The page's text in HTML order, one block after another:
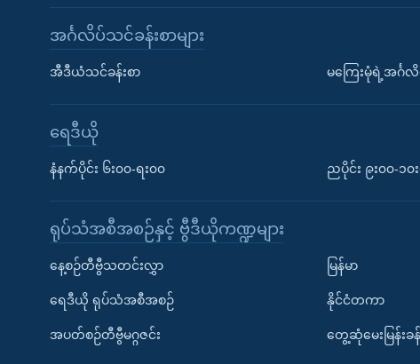
အင်္ဂလိပ်သင်ခန်းစာများ
အီဒီယံသင်ခန်းစာ မကြေးမုံရဲ့အင်္ဂလိ
ရေဒီယို
နံနက်ပိုင်း ၆း၀၀-ရး၀၀ ညပိုင်း ၉း၀၀-၁၀
ရုပ်သံအစီအစဉ်နှင့် ဗွီဒီယိုကဏ္ဍများ
နေ့စဉ်တီဗွီသတင်းလွှာ
ရေဒီယို ရုပ်သံအစီအစဉ်
အပတ်စဉ်တီဗွီမဂ္ဂဇင်း
မြန်မာ
နိုင်ငံတကာ
တွေ့ဆုံမေးမြန်းခန်